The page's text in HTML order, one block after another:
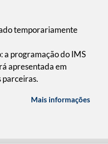
temporariamente
a programação do IMS
apresentada em
parceiras.
Mais informações